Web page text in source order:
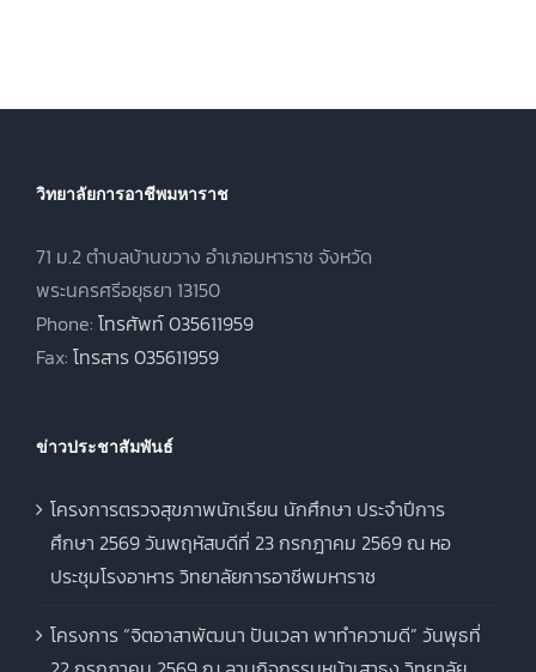
วิทยาลัยการอาชีพมหาราช
71 ม.2 ตำบลบ้านขวาง อำเภอมหาราช จังหวัด
พระนครศรีอยุธยา 13150
Phone: โทรศัพท์ 035611959
Fax: โทรสาร 035611959
ข่าวประชาสัมพันธ์
โครงการตรวจสุขภาพนักเรียน นักศึกษา ประจำปีการ
ศึกษา 2569 วันพฤหัสบดีที่ 23 กรกฎาคม 2569 ณ หอ
ประชุมโรงอาหาร วิทยาลัยการอาชีพมหาราช
โครงการ “จิตอาสาพัฒนา ปันเวลา พาทำความดี” วันพุธที่